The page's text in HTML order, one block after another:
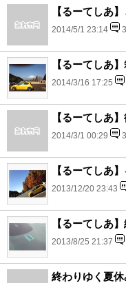
【るーてしあ
2014/5/1 23:14 3
【るーてしあ
2014/3/16 17:25
【るーてしあ
2014/3/1 00:29 3
【るーてしあ
2013/12/20 23:43
【るーてしあ
2013/8/25 21:37
終わりゆく夏